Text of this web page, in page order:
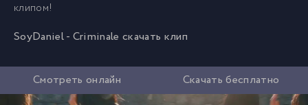
клипом!
SoyDaniel - Criminale скачать клип
Смотреть онлайн Скачать бесплатно